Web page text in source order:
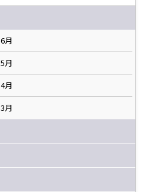
6月
5月
4月
3月